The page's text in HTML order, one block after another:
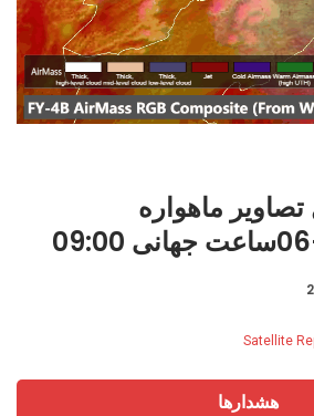
ماهواره
Satellite
هشدارها